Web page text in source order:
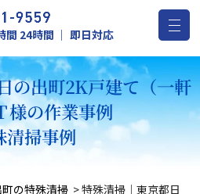
間 24時間 ｜ 即日対応
の出町2K戸建て（一軒
様の作業事例
清掃事例
町の特殊清掃 >特殊清掃｜東京都日